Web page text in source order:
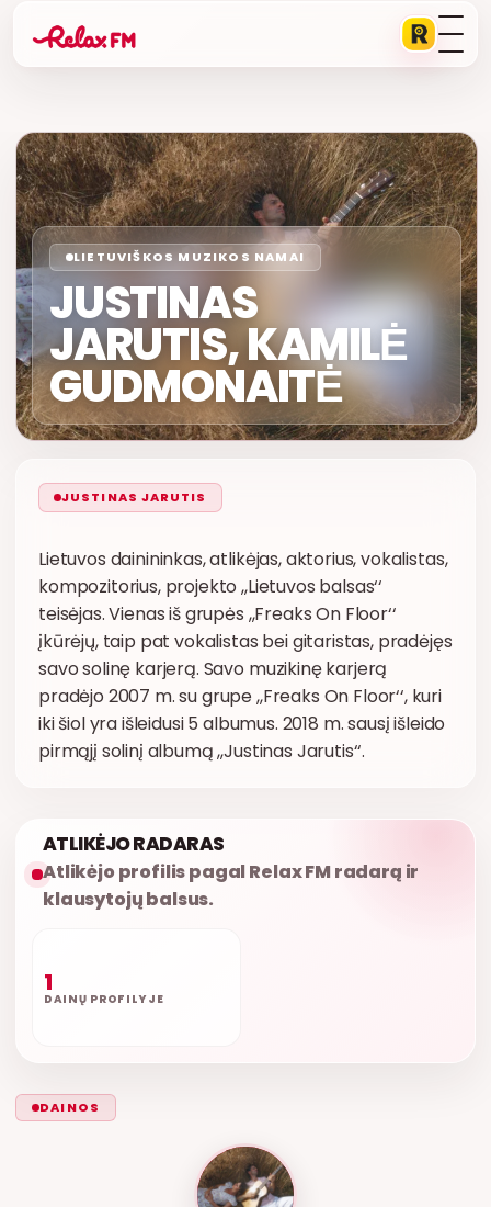
LIETUVIŠKOS MUZIKOS NAMAI
JUSTINAS
JARUTIS, KAMILĖ
GUDMONAITĖ
JUSTINAS JARUTIS
Lietuvos dainininkas, atlikėjas, aktorius, vokalistas,
kompozitorius, projekto ,,Lietuvos balsas‘‘
teisėjas. Vienas iš grupės ,,Freaks On Floor‘‘
įkūrėjų, taip pat vokalistas bei gitaristas, pradėjęs
savo solinę karjerą. Savo muzikinę karjerą
pradėjo 2007 m. su grupe ,,Freaks On Floor‘‘, kuri
iki šiol yra išleidusi 5 albumus. 2018 m. sausį išleido
pirmąjį solinį albumą ,,Justinas Jarutis‘‘.
ATLIKĖJO RADARAS
Atlikėjo profilis pagal Relax FM radarą ir
klausytojų balsus.
1
DAINŲ PROFILYJE
DAINOS